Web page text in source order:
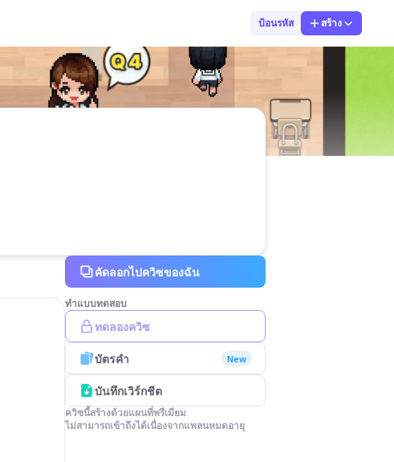
ป้อนรหัส สร้าง
คัดลอกไปควิซของฉัน
ทำแบบทดสอบ
ทดลองควิซ
บัตรคำ New
บันทึกเวิร์กชีต
ควิซนี้สร้างด้วยแผนที่พรีเมียม
ไม่สามารถเข้าถึงได้เนื่องจากแพลนหมดอายุ